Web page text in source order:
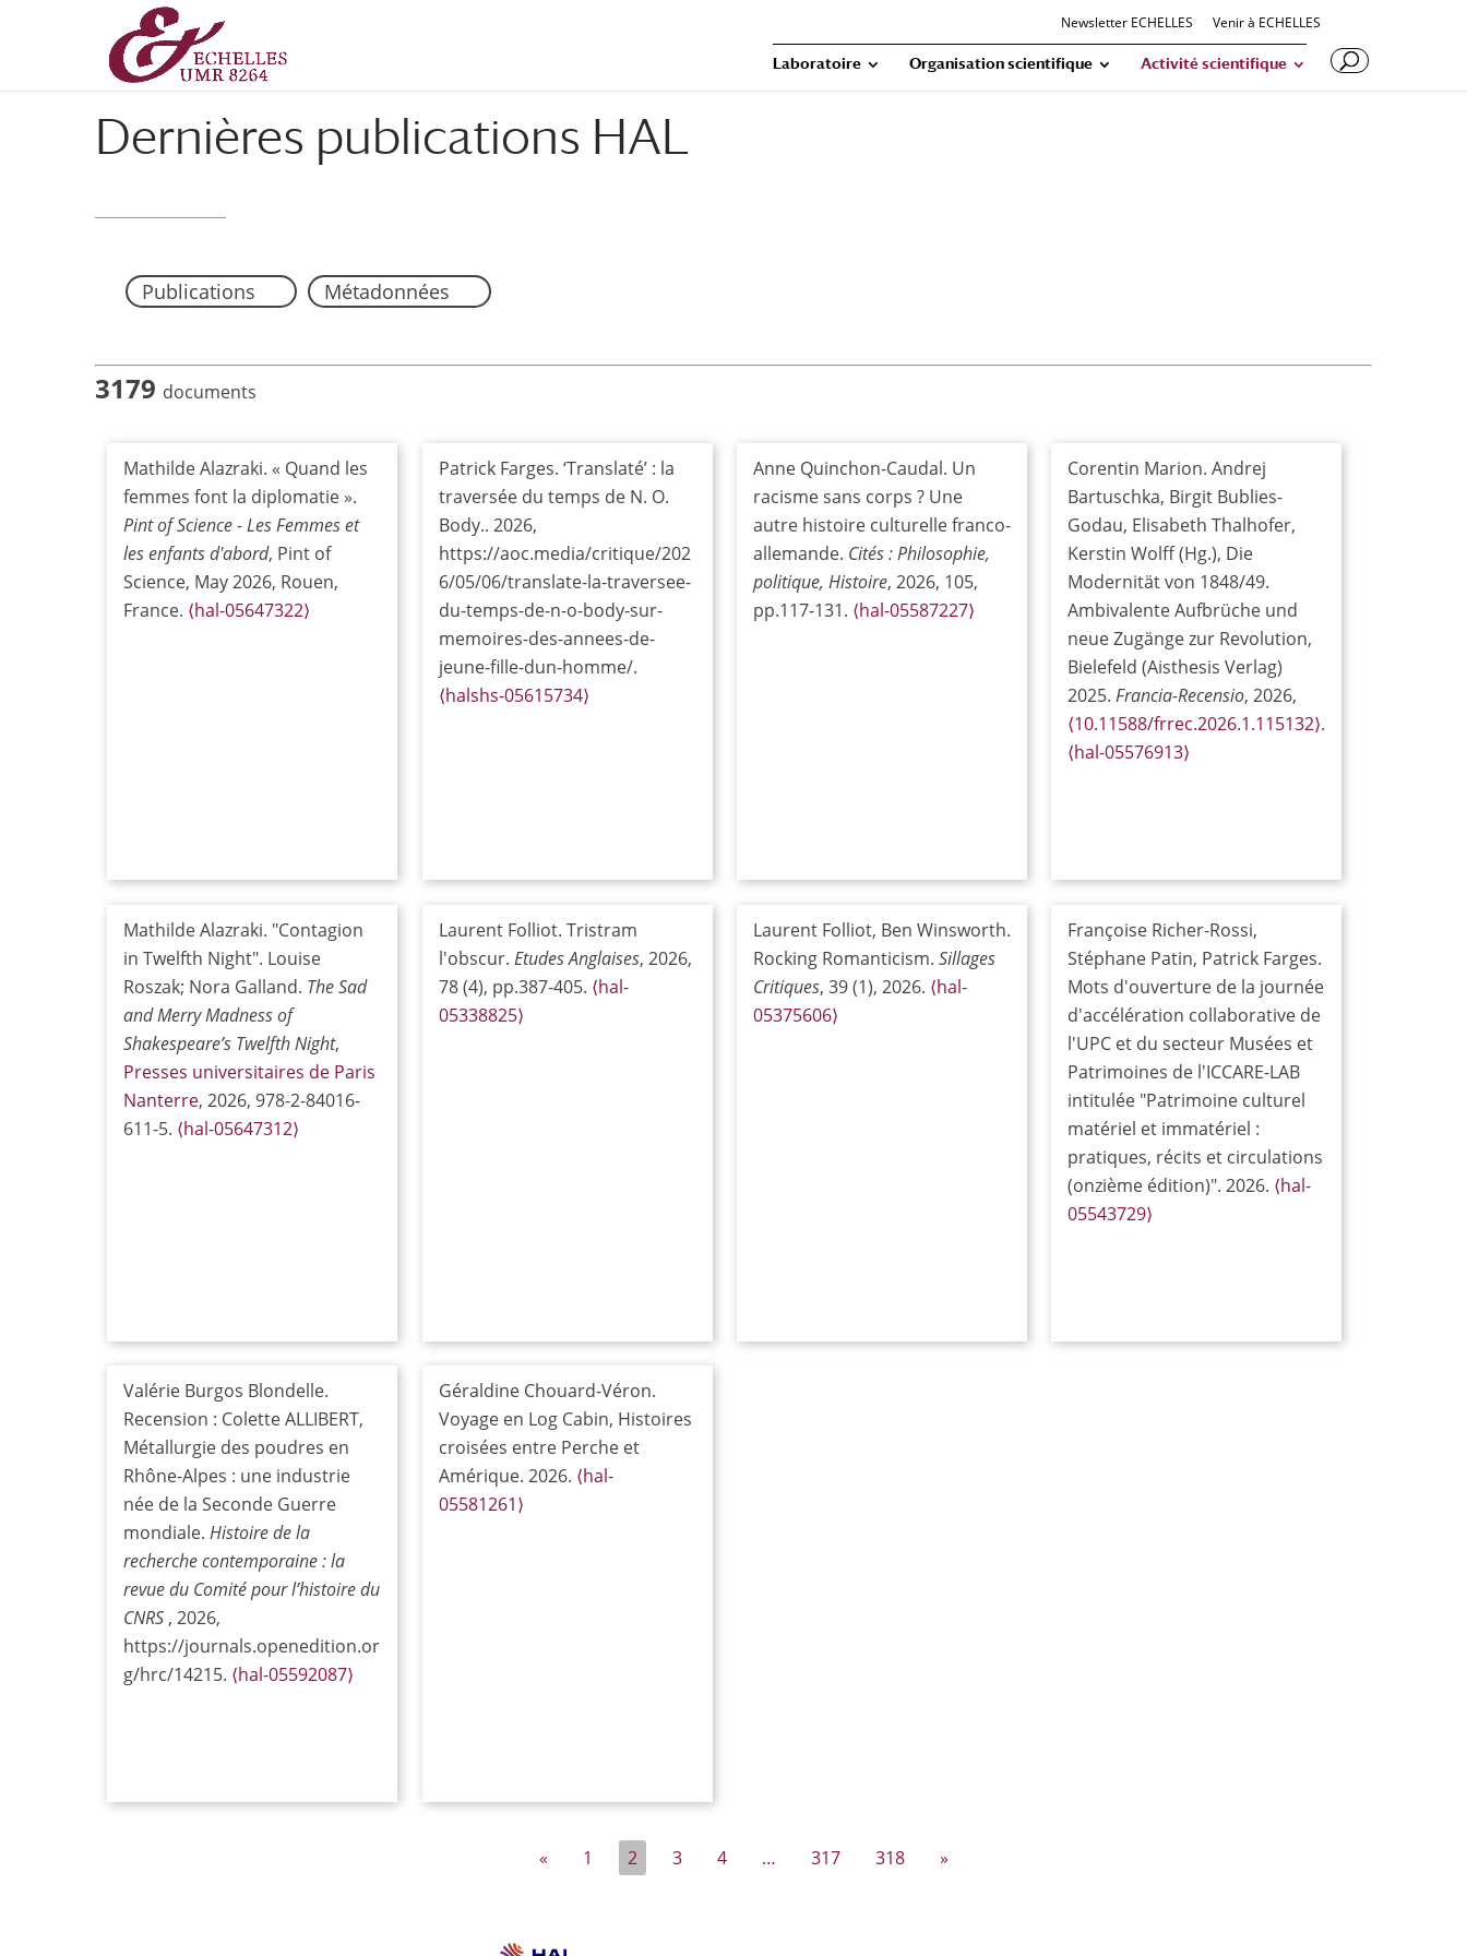
principal
navigation
Newsletter ECHELLES Venir à ECHELLES
Laboratoire Organisation scientifique Activité scientifique
Dernières publications HAL
Publications Métadonnées
3179 documents
Mathilde Alazraki. « Quand les
femmes font la diplomatie ».
Pint of Science - Les Femmes et
les enfants d'abord, Pint of
Science, May 2026, Rouen,
France. ⟨hal-05647322⟩
Patrick Farges. ‘Translaté’ : la
traversée du temps de N. O.
Body.. 2026,
https://aoc.media/critique/202
6/05/06/translate-la-traversee-
du-temps-de-n-o-body-sur-
memoires-des-annees-de-
jeune-fille-dun-homme/.
⟨halshs-05615734⟩
Anne Quinchon-Caudal. Un
racisme sans corps ? Une
autre histoire culturelle franco-
allemande. Cités : Philosophie,
politique, Histoire, 2026, 105,
pp.117-131. ⟨hal-05587227⟩
Corentin Marion. Andrej
Bartuschka, Birgit Bublies-
Godau, Elisabeth Thalhofer,
Kerstin Wolff (Hg.), Die
Modernität von 1848/49.
Ambivalente Aufbrüche und
neue Zugänge zur Revolution,
Bielefeld (Aisthesis Verlag)
2025.Francia-Recensio, 2026,
⟨10.11588/frrec.2026.1.115132⟩.
⟨hal-05576913⟩
Mathilde Alazraki. "Contagion
in Twelfth Night". Louise
Roszak; Nora Galland. The Sad
and Merry Madness of
Shakespeare’s Twelfth Night,
Presses universitaires de Paris
Nanterre, 2026, 978-2-84016-
611-5. ⟨hal-05647312⟩
Laurent Folliot. Tristram
l'obscur. Etudes Anglaises, 2026,
78 (4), pp.387-405. ⟨hal-
05338825⟩
Laurent Folliot, Ben Winsworth.
Rocking Romanticism. Sillages
Critiques, 39 (1), 2026. ⟨hal-
05375606⟩
Françoise Richer-Rossi,
Stéphane Patin, Patrick Farges.
Mots d'ouverture de la journée
d'accélération collaborative de
l'UPC et du secteur Musées et
Patrimoines de l'ICCARE-LAB
intitulée "Patrimoine culturel
matériel et immatériel :
pratiques, récits et circulations
(onzième édition)". 2026. ⟨hal-
05543729⟩
Valérie Burgos Blondelle.
Recension : Colette ALLIBERT,
Métallurgie des poudres en
Rhône-Alpes : une industrie
née de la Seconde Guerre
mondiale.Histoire de la
recherche contemporaine : la
revue du Comité pour l’histoire du
CNRS , 2026,
https://journals.openedition.or
g/hrc/14215. ⟨hal-05592087⟩
Géraldine Chouard-Véron.
Voyage en Log Cabin, Histoires
croisées entre Perche et
Amérique. 2026. ⟨hal-
05581261⟩
« 1 2 3 4 … 317 318 »